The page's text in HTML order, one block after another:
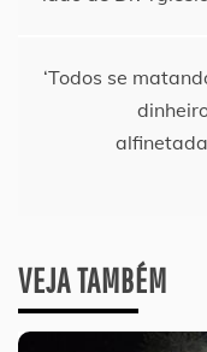
Post
‘Todos se
VEJA TAMBÉM